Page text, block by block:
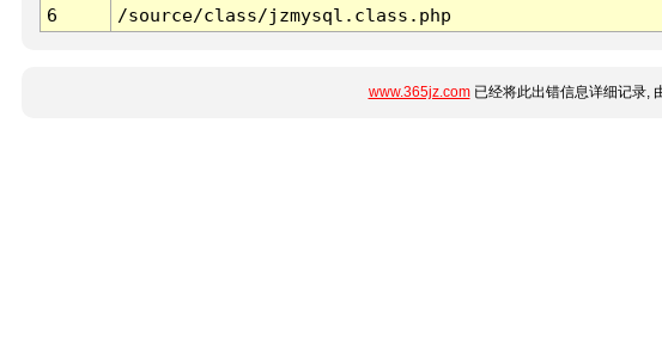
6
/source/class/jzmysql.class.php
www.365jz.com已经将此出错信息详细记录,